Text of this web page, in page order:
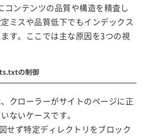
コンテンツの品質や構造を精査し
ミスや品質低下でもインデックス
す。ここでは主な原因を3つの視
の制御
クローラーがサイトのページに正
ないケースです。
せず特定ディレクトリをブロック